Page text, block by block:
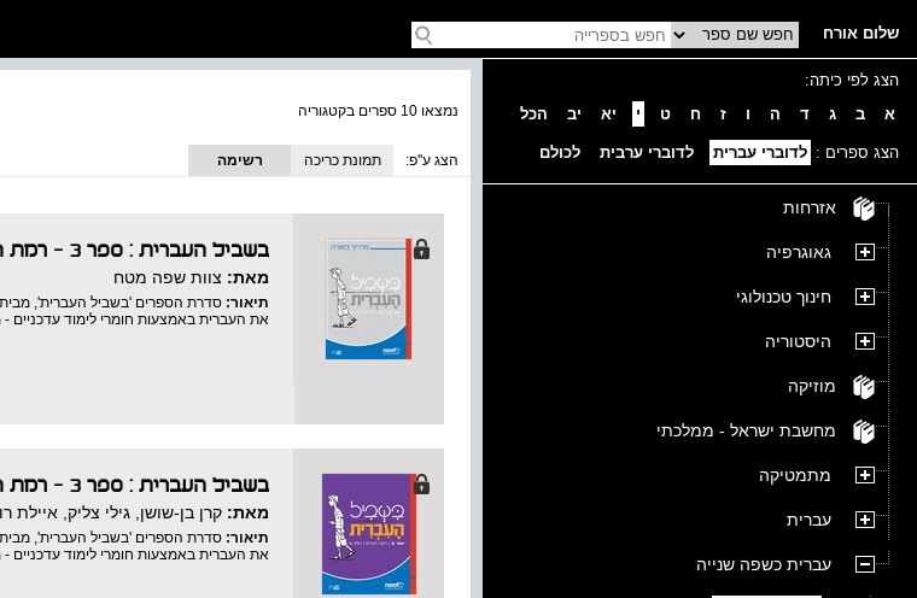
שלום אורח
הצג לפי כיתה:
א
ב ג ד ה ו ז ח ט י יא יב הכל
הצג ספרים : לדוברי עברית לדוברי ערבית לכולם
אזרחות
גאוגרפיה
חינוך טכנולוגי
היסטוריה
מוזיקה
מחשבת ישראל - ממלכתי
מתמטיקה
עברית
עברית כשפה שנייה
נמצאו 10 ספרים בקטגוריה
הצג ע''פ: תמונת כריכה רשימה
בשביל העברית : ספר 3 - רמת הביניים, חלק א - מדריך למורה
מאת: צוות שפה מטח
תיאור: סדרת הספרים 'בשביל העברית',
את העברית באמצעות חומרי לימוד עדכניים -
בשביל העברית : ספר 3 - רמת הביניים, חלק א
מאת: קרן בן-שושן, גילי צליק, איילת
תיאור: סדרת הספרים 'בשביל העברית',
את העברית באמצעות חומרי לימוד עדכניים -